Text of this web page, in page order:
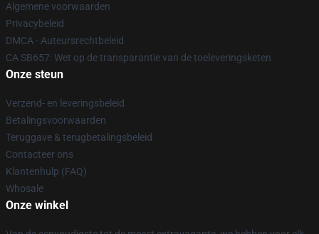
Algemene voorwaarden
Privacybeleid
DMCA - Auteursrechtbeleid
CA SB657: Wet op de transparantie van de toeleveringsketen
Onze steun
Verzend- en leveringsbeleid
Betalingsvoorwaarden
Teruggave & terugbetalingsbeleid
Contacteer ons
Klantenhulp (FAQ)
Whosale
Onze winkel